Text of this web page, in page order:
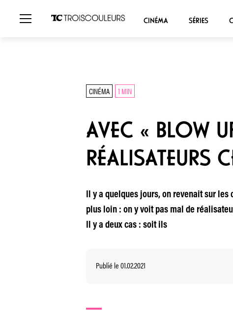
CINÉMA SÉRIES
CINÉMA 1 MIN
AVEC « BLOW
RÉALISATEURS
Il y a quelques jours, on revenait sur les
plus loin : on y voit pas mal de
Il y a deux cas : soit ils
Publié le 01.02.2021